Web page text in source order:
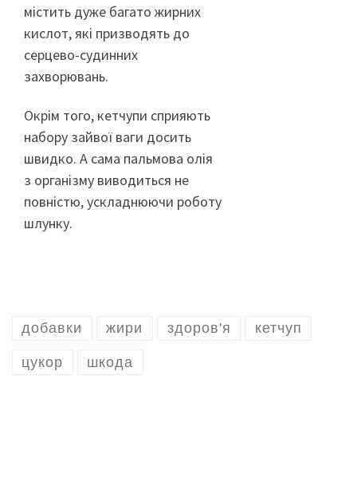
містить дуже багато жирних
кислот, які призводять до
серцево-судинних
захворювань.
Окрім того, кетчупи сприяють
набору зайвої ваги досить
швидко. А сама пальмова олія
з організму виводиться не
повністю, ускладнюючи роботу
шлунку.
добавки жири здоров'я кетчуп
цукор шкода